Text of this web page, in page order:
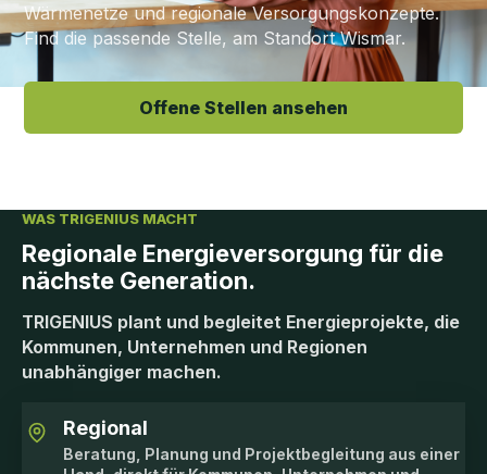
Wärmenetze und regionale Versorgungskonzepte.
Find die passende Stelle, am Standort Wismar.
Offene Stellen ansehen
WAS TRIGENIUS MACHT
Regionale Energieversorgung für die
nächste Generation.
TRIGENIUS plant und begleitet Energieprojekte, die
Kommunen, Unternehmen und Regionen
unabhängiger machen.
Regional
Beratung, Planung und Projektbegleitung aus einer